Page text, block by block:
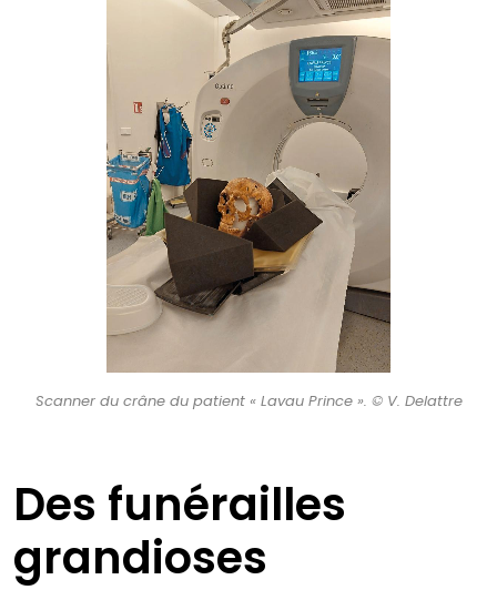
Scanner du crâne du patient « Lavau Prince ». © V. Delattre
Des funérailles
grandioses